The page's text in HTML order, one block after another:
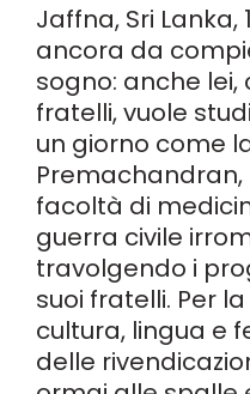
Jaffna, Sri Lanka,
ancora da
sogno: anche
fratelli, vuole
un giorno come
Premachandran,
facoltà di
guerra civile
travolgendo i
suoi fratelli. Per
cultura, lingua e
delle